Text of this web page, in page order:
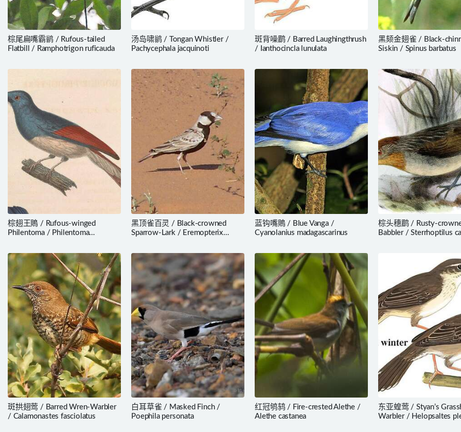
棕尾扁嘴霸鹟 / Rufous-tailed
Flatbill / Ramphotrigon ruficauda
汤岛啸鹟 / Tongan Whistler /
Pachycephala jacquinoti
斑背噪鹛 / Barred Laughingthrush
/ Ianthocincla lunulata
黑颏金翅雀 / Black-
Siskin / Spinus barbatus
棕翅王鵙 / Rufous-winged
Philentoma / Philentoma
黑顶雀百灵 / Black-crowned
Sparrow-Lark / Eremopterix
蓝钩嘴鵙 / Blue Vanga /
Cyanolanius madagascarinus
棕头穗鹛 / Rusty-
Babbler / Sterrhoptilus
斑拱翅莺 / Barred Wren-Warbler
/ Calamonastes fasciolatus
白耳草雀 / Masked Finch /
Poephila personata
红冠鸲鸫 / Fire-crested Alethe /
Alethe castanea
东亚蝗莺 / Styan’s
Warbler / Helopsaltes